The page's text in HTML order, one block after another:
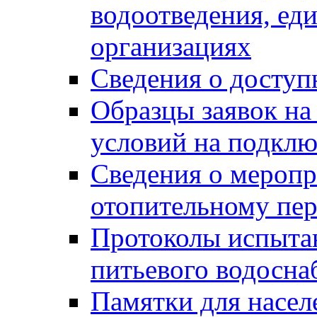
водоотведения,
организациях
Сведения о
Образцы заявок
условий на
Сведения о
отопительному
Протоколы
питьевого
Памятки для